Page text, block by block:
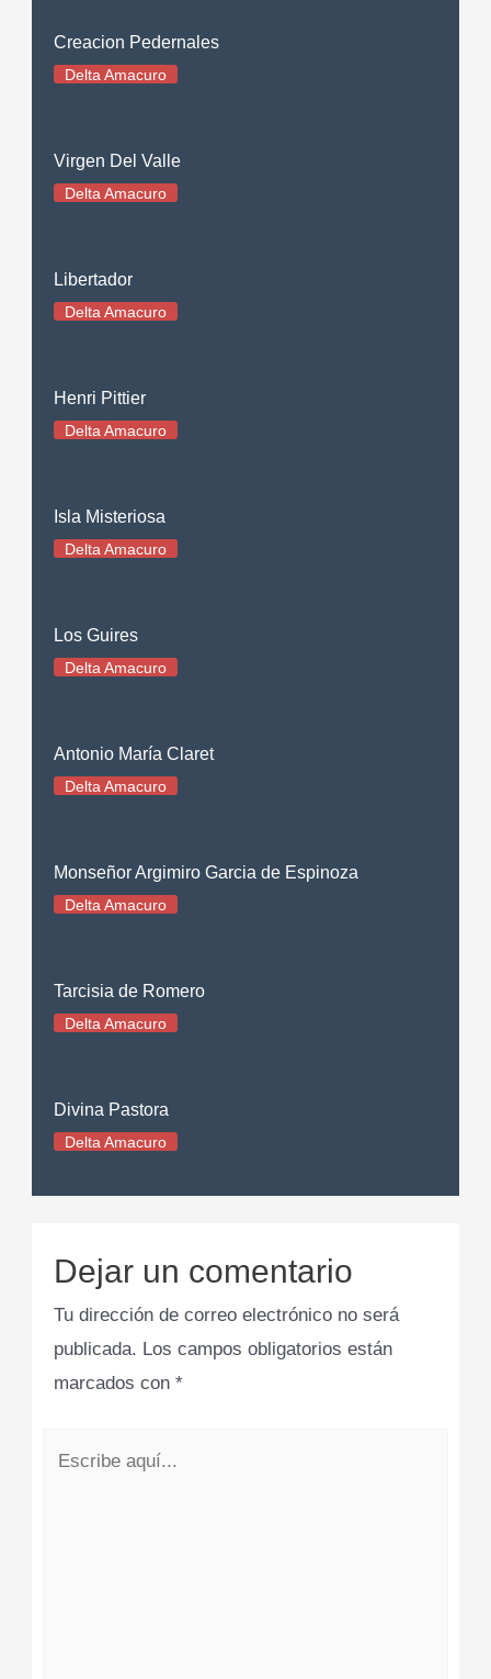
Creacion Pedernales
Delta Amacuro
Virgen Del Valle
Delta Amacuro
Libertador
Delta Amacuro
Henri Pittier
Delta Amacuro
Isla Misteriosa
Delta Amacuro
Los Guires
Delta Amacuro
Antonio María Claret
Delta Amacuro
Monseñor Argimiro Garcia de Espinoza
Delta Amacuro
Tarcisia de Romero
Delta Amacuro
Divina Pastora
Delta Amacuro
Dejar un comentario
Tu dirección de correo electrónico no será
publicada. Los campos obligatorios están
marcados con*